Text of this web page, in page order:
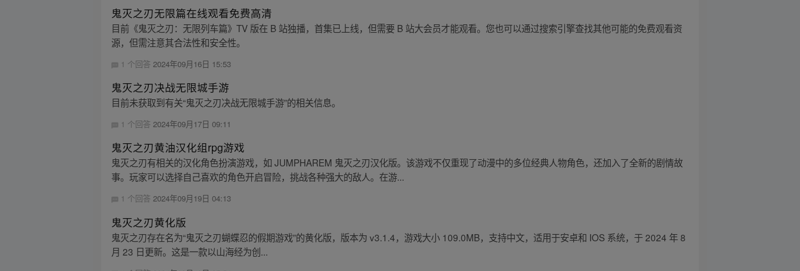
鬼灭之刃无限篇在线观看免费高清
目前《鬼灭之刃：无限列车篇》TV 版在 B 站独播，首集已上线，但需要 B 站大会员才能观看。您也可以通过搜索引擎查找其他可能的免费观看资
源，但需注意其合法性和安全性。
1 个回答2024年09月16日 15:53
鬼灭之刃决战无限城手游
目前未获取到有关“鬼灭之刃决战无限城手游”的相关信息。
1 个回答2024年09月17日 09:11
鬼灭之刃黄油汉化组rpg游戏
鬼灭之刃有相关的汉化角色扮演游戏，如 JUMPHAREM 鬼灭之刃汉化版。该游戏不仅重现了动漫中的多位经典人物角色，还加入了全新的剧情故
事。玩家可以选择自己喜欢的角色开启冒险，挑战各种强大的敌人。在游...
1 个回答2024年09月19日 04:13
鬼灭之刃黄化版
鬼灭之刃存在名为“鬼灭之刃蝴蝶忍的假期游戏”的黄化版，版本为 v3.1.4，游戏大小 109.0MB，支持中文，适用于安卓和 IOS 系统，于 2024 年 8
月 23 日更新。这是一款以山海经为创...